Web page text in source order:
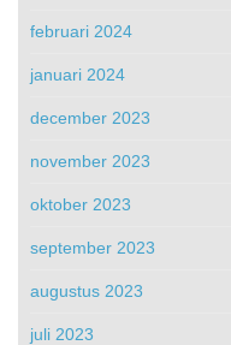
februari 2024
januari 2024
december 2023
november 2023
oktober 2023
september 2023
augustus 2023
juli 2023